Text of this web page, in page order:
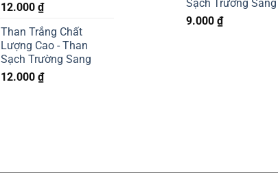
12.000 ₫
Than Trắng Chất
Lượng Cao - Than
Sạch Trường Sang
12.000 ₫
Sạch Trường Sang
9.000 ₫